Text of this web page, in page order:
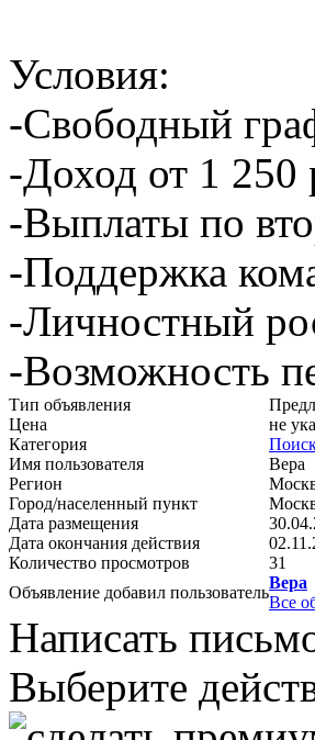
Условия:
-Свободный
-Доход от 1
-Выплаты по
-Поддержка
-Личностный
-Возможность
Тип объявления
Цена
не
Категория
Имя пользователя
Вера
Регион
Город/населенный пункт
Дата размещения
Дата окончания действия
Количество просмотров
31
Объявление добавил пользователь
Вера
Все
Написать
Выберите